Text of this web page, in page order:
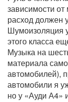
зависимости
расход должен
Шумоизоляция
этого класса
Музыка на
материала
автомобилей),
автомобили я
но у «Ауди А4»